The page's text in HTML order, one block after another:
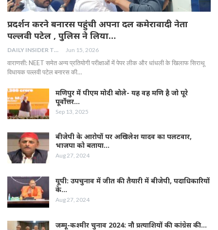
प्रदर्शन करने बनारस पहुंची अपना दल कमेरावादी नेता
पल्लवी पटेल , पुलिस ने लिया…
DAILY INSIDER TEAM Jun 15, 2026
वाराणसी: NEET समेत अन्य प्रतियोगी परीक्षाओं में पेपर लीक और धांधली के खिलाफ सिराथू
विधायक पल्लवी पटेल बनारस की…
मणिपुर में पीएम मोदी बोले- यह वह मणि है जो पूरे
पूर्वोत्तर…
Sep 13, 2025
बीजेपी के आरोपों पर अखिलेश यादव का पलटवार,
भाजपा को बताया…
Aug 27, 2024
यूपी: उपचुनाव में जीत की तैयारी में बीजेपी, पदाधिकारियों
के…
Aug 27, 2024
जम्‍मू-कश्‍मीर चुनाव 2024: नौ प्रत्‍याशियों की कांग्रेस की…